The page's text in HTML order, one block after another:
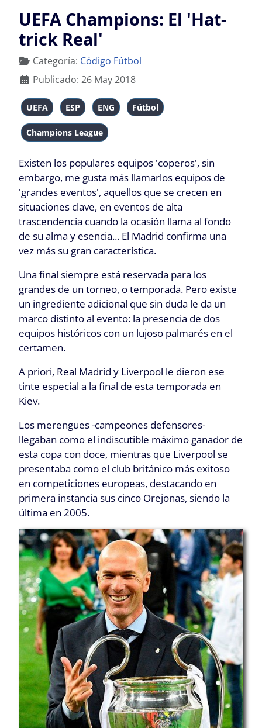
UEFA Champions: El 'Hat-
trick Real'
Detalles
Categoría: Código Fútbol
Publicado: 26 May 2018
UEFA ESP ENG Fútbol
Champions League
Existen los populares equipos 'coperos', sin
embargo, me gusta más llamarlos equipos de
'grandes eventos', aquellos que se crecen en
situaciones clave, en eventos de alta
trascendencia cuando la ocasión llama al fondo
de su alma y esencia... El Madrid confirma una
vez más su gran característica.
Una final siempre está reservada para los
grandes de un torneo, o temporada. Pero existe
un ingrediente adicional que sin duda le da un
marco distinto al evento: la presencia de dos
equipos históricos con un lujoso palmarés en el
certamen.
A priori, Real Madrid y Liverpool le dieron ese
tinte especial a la final de esta temporada en
Kiev.
Los merengues -campeones defensores-
llegaban como el indiscutible máximo ganador de
esta copa con doce, mientras que Liverpool se
presentaba como el club británico más exitoso
en competiciones europeas, destacando en
primera instancia sus cinco Orejonas, siendo la
última en 2005.